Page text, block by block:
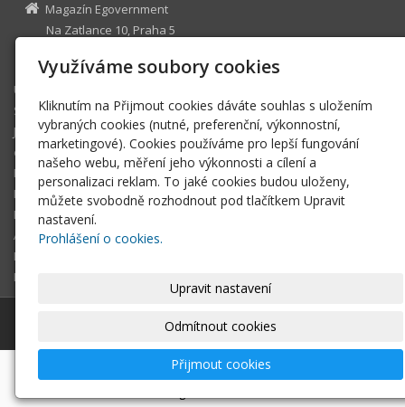
Magazín Egovernment
Na Zatlance 10, Praha 5
egovernment@egovernment.cz
Úvodní stránka
STUDIO
JIHLAVA
eOSOBNOST
ROK INFORMATIKY
MIKULOV
EGOVERNMENT THE BEST
ARCHIV MAGAZÍNU
DOTAZ
REGISTRACE ČTENÁŘE
Magazín Egovernment|Mapa webu
s AI,
Využíváme soubory cookies
Kliknutím na Přijmout cookies dáváte souhlas s uložením
vybraných cookies (nutné, preferenční, výkonnostní,
marketingové). Cookies používáme pro lepší fungování
našeho webu, měření jeho výkonnosti a cílení a
personalizaci reklam. To jaké cookies budou uloženy,
můžete svobodně rozhodnout pod tlačítkem Upravit
nastavení.
Prohlášení o cookies.
Upravit nastavení
Odmítnout cookies
Přijmout cookies